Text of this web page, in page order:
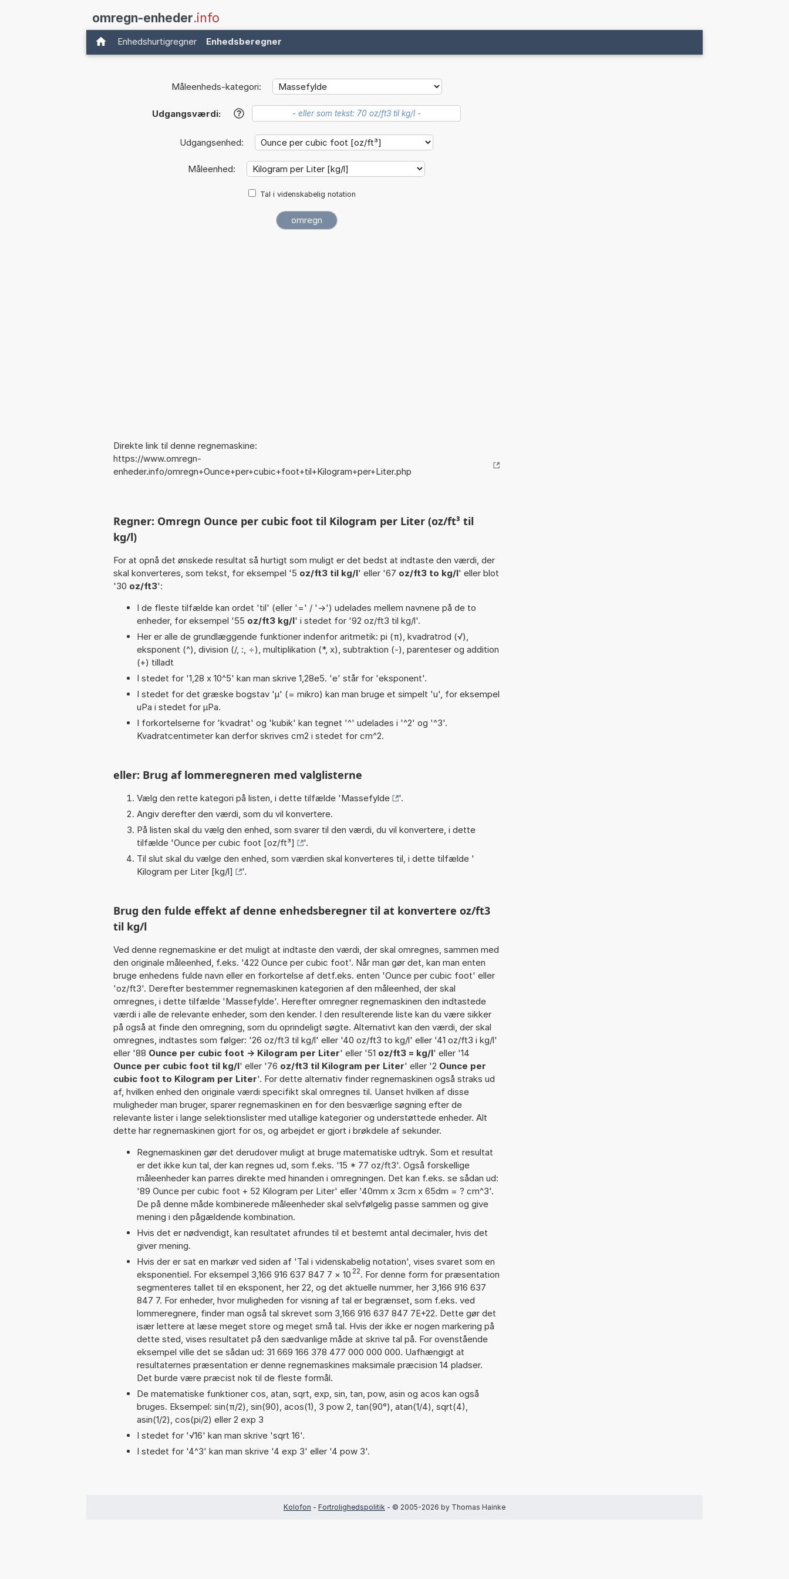
omregn-enheder.info
Enhedshurtigregner Enhedsberegner
Måleenheds-kategori:
Udgangsværdi: ?
Udgangsenhed:
Måleenhed:
Tal i videnskabelig notation
Direkte link til denne regnemaskine:
https://www.omregn-
enheder.info/omregn+Ounce+per+cubic+foot+til+Kilogram+per+Liter.php
Regner: Omregn Ounce per cubic foot til Kilogram per Liter (oz/ft³ til
kg/l)
For at opnå det ønskede resultat så hurtigt som muligt er det bedst at indtaste den værdi, der
skal konverteres, som tekst, for eksempel '5 oz/ft3 til kg/l' eller '67 oz/ft3 to kg/l' eller blot
'30 oz/ft3':
I de fleste tilfælde kan ordet 'til' (eller '=' / '->') udelades mellem navnene på de to
enheder, for eksempel '55 oz/ft3 kg/l' i stedet for '92 oz/ft3 til kg/l'.
Her er alle de grundlæggende funktioner indenfor aritmetik: pi (π), kvadratrod (√),
eksponent (^), division (/, :, ÷), multiplikation (*, x), subtraktion (-), parenteser og addition
(+) tilladt
I stedet for '1,28 x 10^5' kan man skrive 1,28e5. 'e' står for 'eksponent'.
I stedet for det græske bogstav 'µ' (= mikro) kan man bruge et simpelt 'u', for eksempel
uPa i stedet for µPa.
I forkortelserne for 'kvadrat' og 'kubik' kan tegnet '^' udelades i '^2' og '^3'.
Kvadratcentimeter kan derfor skrives cm2 i stedet for cm^2.
eller: Brug af lommeregneren med valglisterne
Vælg den rette kategori på listen, i dette tilfælde 'Massefylde
'.
Angiv derefter den værdi, som du vil konvertere.
På listen skal du vælg den enhed, som svarer til den værdi, du vil konvertere, i dette
tilfælde 'Ounce per cubic foot [oz/ft³]
'.
Til slut skal du vælge den enhed, som værdien skal konverteres til, i dette tilfælde '
Kilogram per Liter [kg/l]
'.
Brug den fulde effekt af denne enhedsberegner til at konvertere oz/ft3
til kg/l
Ved denne regnemaskine er det muligt at indtaste den værdi, der skal omregnes, sammen med
den originale måleenhed, f.eks. '422 Ounce per cubic foot'. Når man gør det, kan man enten
bruge enhedens fulde navn eller en forkortelse af detf.eks. enten 'Ounce per cubic foot' eller
'oz/ft3'. Derefter bestemmer regnemaskinen kategorien af den måleenhed, der skal
omregnes, i dette tilfælde 'Massefylde'. Herefter omregner regnemaskinen den indtastede
værdi i alle de relevante enheder, som den kender. I den resulterende liste kan du være sikker
på også at finde den omregning, som du oprindeligt søgte. Alternativt kan den værdi, der skal
omregnes, indtastes som følger: '26 oz/ft3 til kg/l' eller '40 oz/ft3 to kg/l' eller '41 oz/ft3 i kg/l'
eller '88 Ounce per cubic foot -> Kilogram per Liter' eller '51 oz/ft3 = kg/l' eller '14
Ounce per cubic foot til kg/l' eller '76 oz/ft3 til Kilogram per Liter' eller '2 Ounce per
cubic foot to Kilogram per Liter'. For dette alternativ finder regnemaskinen også straks ud
af, hvilken enhed den originale værdi specifikt skal omregnes til. Uanset hvilken af disse
muligheder man bruger, sparer regnemaskinen en for den besværlige søgning efter de
relevante lister i lange selektionslister med utallige kategorier og understøttede enheder. Alt
dette har regnemaskinen gjort for os, og arbejdet er gjort i brøkdele af sekunder.
Regnemaskinen gør det derudover muligt at bruge matematiske udtryk. Som et resultat
er det ikke kun tal, der kan regnes ud, som f.eks. '15 * 77 oz/ft3'. Også forskellige
måleenheder kan parres direkte med hinanden i omregningen. Det kan f.eks. se sådan ud:
'89 Ounce per cubic foot + 52 Kilogram per Liter' eller '40mm x 3cm x 65dm = ? cm^3'.
De på denne måde kombinerede måleenheder skal selvfølgelig passe sammen og give
mening i den pågældende kombination.
Hvis det er nødvendigt, kan resultatet afrundes til et bestemt antal decimaler, hvis det
giver mening.
Hvis der er sat en markør ved siden af 'Tal i videnskabelig notation', vises svaret som en
eksponentiel. For eksempel 3,166 916 637 847 7 × 10 22. For denne form for præsentation
segmenteres tallet til en eksponent, her 22, og det aktuelle nummer, her 3,166 916 637
847 7. For enheder, hvor muligheden for visning af tal er begrænset, som f.eks. ved
lommeregnere, finder man også tal skrevet som 3,166 916 637 847 7E+22. Dette gør det
især lettere at læse meget store og meget små tal. Hvis der ikke er nogen markering på
dette sted, vises resultatet på den sædvanlige måde at skrive tal på. For ovenstående
eksempel ville det se sådan ud: 31 669 166 378 477 000 000 000. Uafhængigt at
resultaternes præsentation er denne regnemaskines maksimale præcision 14 pladser.
Det burde være præcist nok til de fleste formål.
De matematiske funktioner cos, atan, sqrt, exp, sin, tan, pow, asin og acos kan også
bruges. Eksempel: sin(π/2), sin(90), acos(1), 3 pow 2, tan(90°), atan(1/4), sqrt(4),
asin(1/2), cos(pi/2) eller 2 exp 3
I stedet for '√16' kan man skrive 'sqrt 16'.
I stedet for '4^3' kan man skrive '4 exp 3' eller '4 pow 3'.
Kolofon - Fortrolighedspolitik - © 2005-2026 by Thomas Hainke